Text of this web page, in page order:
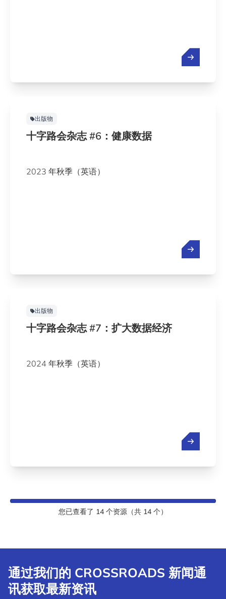
出版物
十字路会杂志 #6：健康数据
2023 年秋季（英语）
出版物
十字路会杂志 #7：扩大数据经济
2024 年秋季（英语）
您已查看了 14 个资源（共 14 个）
通过我们的 CROSSROADS 新闻通
讯获取最新资讯